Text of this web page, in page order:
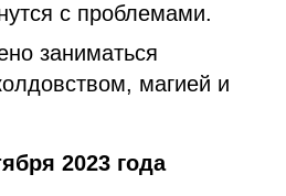
с проблемами.
заниматься
магией и
2023 года